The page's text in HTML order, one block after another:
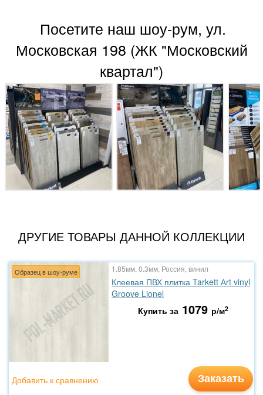
Посетите наш шоу-рум, ул.
Московская 198 (ЖК "Московский
квартал")
ДРУГИЕ ТОВАРЫ ДАННОЙ КОЛЛЕКЦИИ
Образец в шоу-руме 1.85мм, 0.3мм, Россия, винил
Клеевая ПВХ плитка Tarkett Аrt vinyl
Groove Lionel
Купить за 1079 р/м2
Заказать
Добавить к сравнению